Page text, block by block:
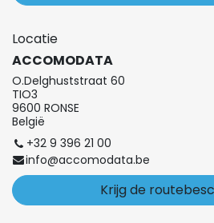
Locatie
ACCOMODATA
O.Delghuststraat 60
TIO3
9600 RONSE
België
+32 9 396 21 00
info@accomodata.be
Krijg de